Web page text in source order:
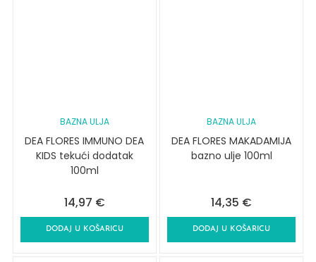
BAZNA ULJA
DEA FLORES IMMUNO DEA
KIDS tekući dodatak
100ml
14,97 €
DODAJ U KOŠARICU
BAZNA ULJA
DEA FLORES MAKADAMIJA
bazno ulje 100ml
14,35 €
DODAJ U KOŠARICU